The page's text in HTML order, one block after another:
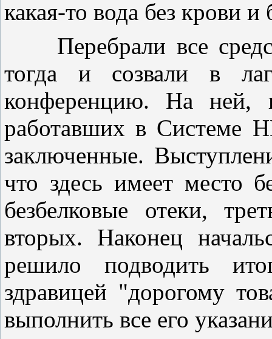
какая-то вода без крови и
Перебрали все
тогда и созвали в
конференцию. На ней,
работавших в Системе
заключенные.
что здесь имеет место
безбелковые отеки,
вторых. Наконец
решило подводить
здравицей "дорогому
выполнить все его